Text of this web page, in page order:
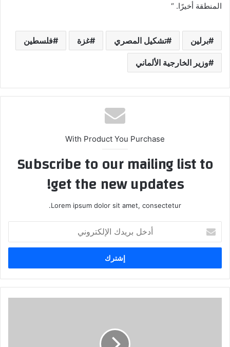
المنطقة أخيرًا. “
برلين تشكيل المصري غزة فلسطين
وزير الخارجية الألماني
With Product You Purchase
Subscribe to our mailing list to
get the new updates!
Lorem ipsum dolor sit amet, consectetur.
بريدك
الإلكتروني